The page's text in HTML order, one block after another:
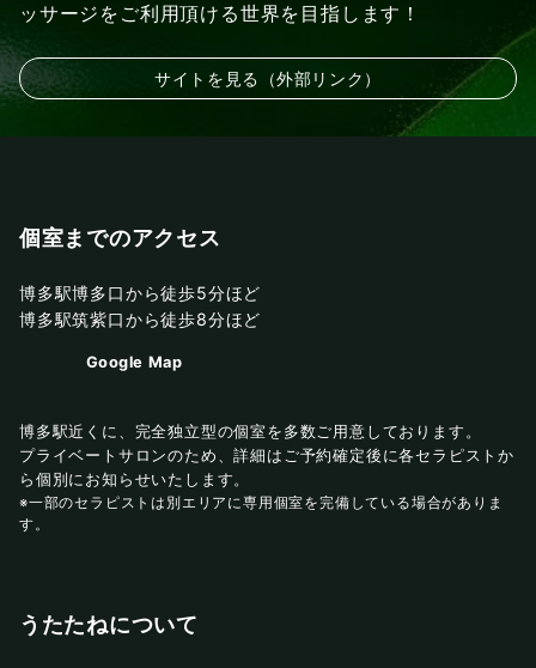
ッサージをご利用頂ける世界を目指します！
サイトを見る（外部リンク）
個室までのアクセス
博多駅博多口から徒歩5分ほど
博多駅筑紫口から徒歩8分ほど
Google Map
博多駅近くに、完全独立型の個室を多数ご用意しております。
プライベートサロンのため、詳細はご予約確定後に各セラピストか
ら個別にお知らせいたします。
※一部のセラピストは別エリアに専用個室を完備している場合がありま
す。
うたたねについて